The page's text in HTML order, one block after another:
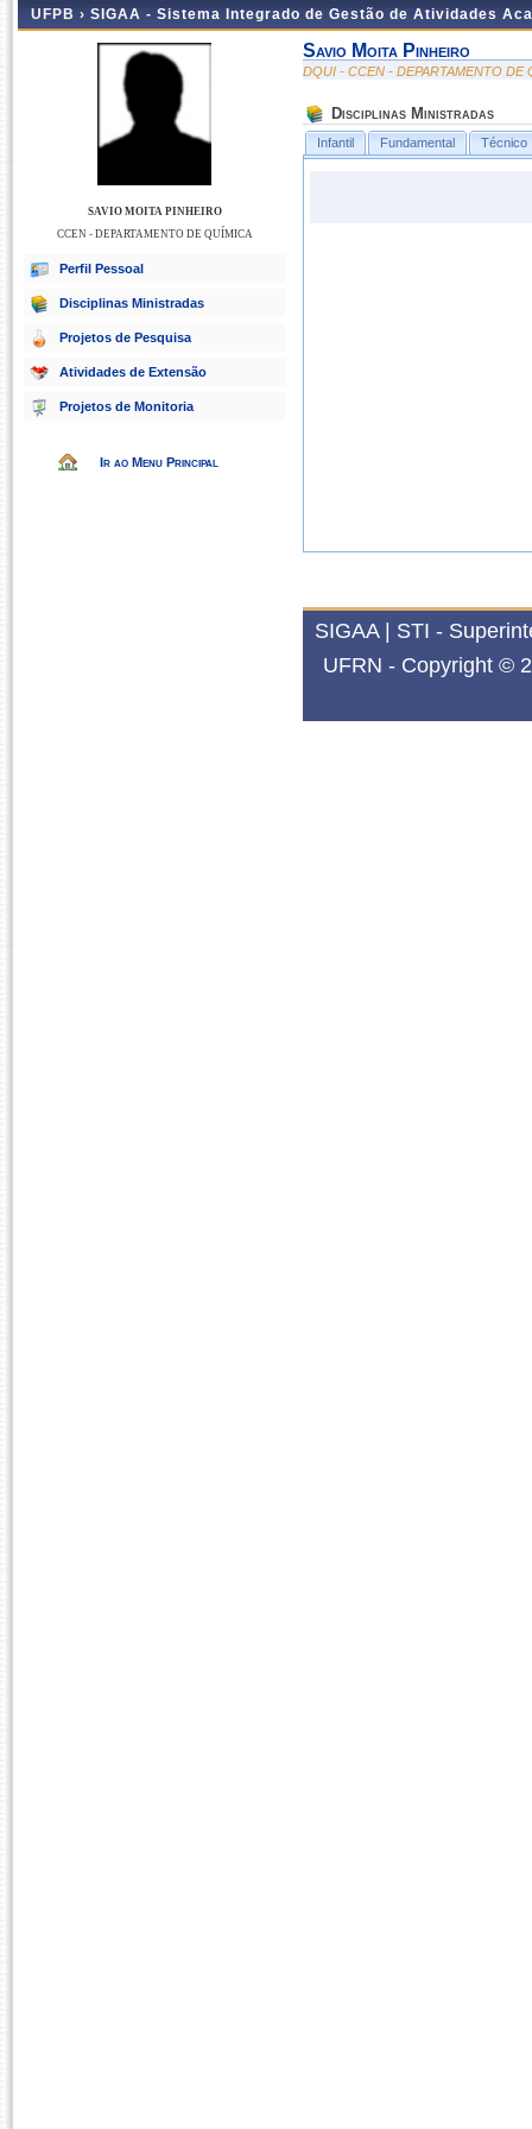
UFPB › SIGAA - Sistema Integrado de Gestão de Atividades
SAVIO MOITA PINHEIRO
CCEN - DEPARTAMENTO DE QUÍMICA
Perfil Pessoal
Disciplinas Ministradas
Projetos de Pesquisa
Atividades de Extensão
Projetos de Monitoria
Ir ao Menu Principal
Savio Moita Pinheiro
DQUI - CCEN - DEPARTAMENTO DE
Disciplinas Ministradas
Infantil Fundamental Técnico
SIGAA | STI -
UFRN - Copyright ©